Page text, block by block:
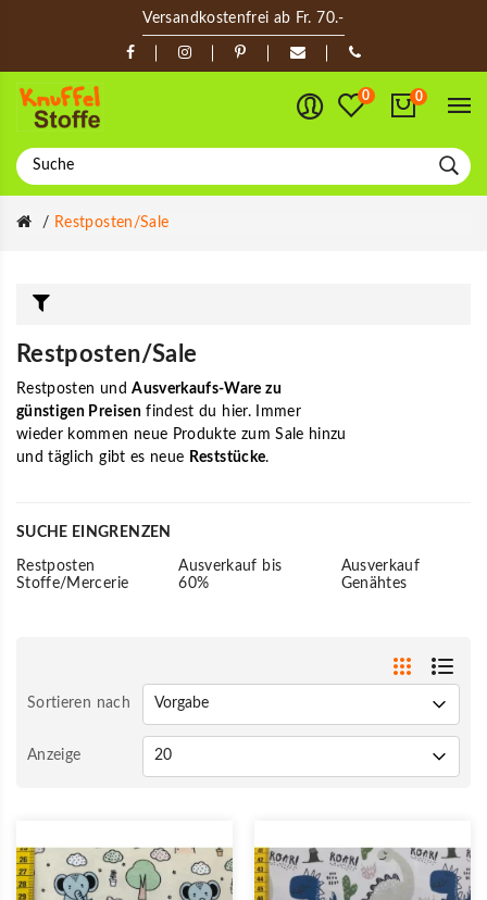
Versandkostenfrei ab Fr. 70.-
0 0
Restposten/Sale
Restposten/Sale
Restposten undAusverkaufs-Ware zu
günstigen Preisenfindest du hier. Immer
wieder kommen neue Produkte zum Sale hinzu
und täglich gibt es neue Reststücke.
SUCHE EINGRENZEN
Restposten
Stoffe/Mercerie
Ausverkauf bis
60%
Ausverkauf
Genähtes
Sortieren nach
Anzeige